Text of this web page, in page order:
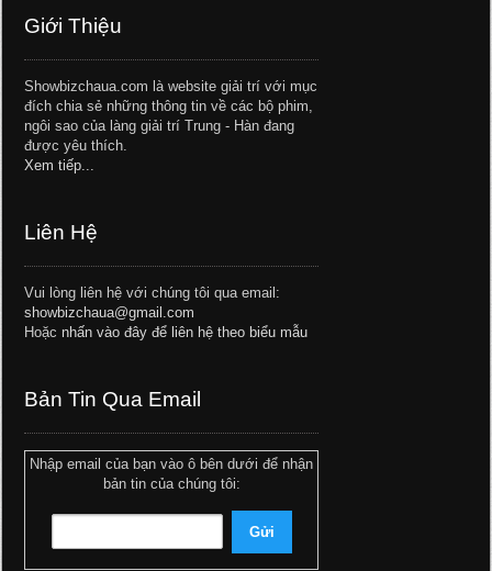
Giới Thiệu
Showbizchaua.com là website giải trí với mục
đích chia sẻ những thông tin về các bộ phim,
ngôi sao của làng giải trí Trung - Hàn đang
được yêu thích.
Xem tiếp...
Liên Hệ
Vui lòng liên hệ với chúng tôi qua email:
showbizchaua@gmail.com
Hoặc nhấn vào đây để liên hệ theo biểu mẫu
Bản Tin Qua Email
Nhập email của bạn vào ô bên dưới để nhận
bản tin của chúng tôi: